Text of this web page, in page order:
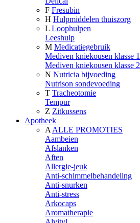
F Fresubin
H Hulpmiddelen thuiszorg
L Loophulpen
Leeshulp
M Medicatiegebruik
Mediven kniekousen klasse 1
Mediven kniekousen klasse 2
N Nutricia bijvoeding
Nutrison sondevoeding
T Tracheotomie
Tempur
Z Zitkussens
Apotheek
A ALLE PROMOTIES
Aambeien
Afslanken
Aften
Allergie-jeuk
Anti-schimmelbehandeling
Anti-snurken
Anti-stress
Arkocaps
Aromatherapie